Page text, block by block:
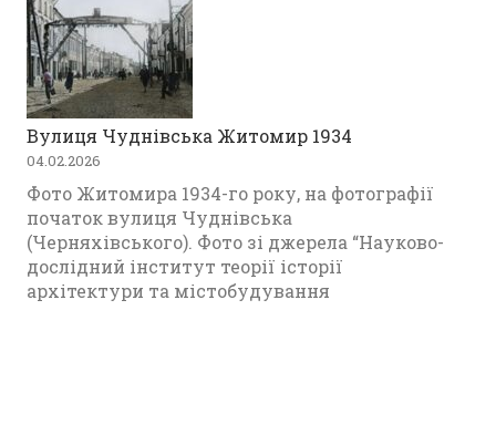
Вулиця Чуднівська Житомир 1934
04.02.2026
Фото Житомира 1934-го року, на фотографії
початок вулиця Чуднівська
(Черняхівського). Фото зі джерела “Науково-
дослідний інститут теорії історії
архітектури та містобудування